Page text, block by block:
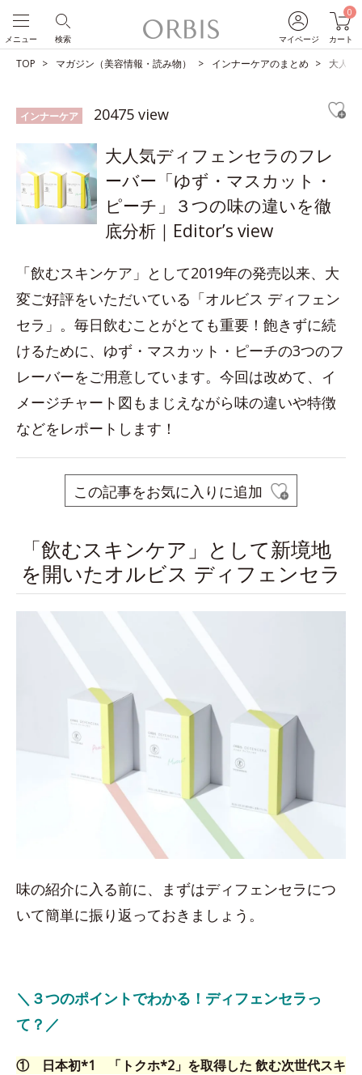
マイページ
0
カート
検索
メニュー
TOP マガジン（美容情報・読み物） インナーケアのまとめ 大人気
インナーケア 20475 view
大人気ディフェンセラのフレ
ーバー「ゆず・マスカット・
ピーチ」３つの味の違いを徹
底分析｜Editor’s view
「飲むスキンケア」として2019年の発売以来、大
変ご好評をいただいている「オルビス ディフェン
セラ」。毎日飲むことがとても重要！飽きずに続
けるために、ゆず・マスカット・ピーチの3つのフ
レーバーをご用意しています。今回は改めて、イ
メージチャート図もまじえながら味の違いや特徴
などをレポートします！
この記事をお気に入りに追加
「飲むスキンケア」として新境地
を開いたオルビス ディフェンセラ
味の紹介に入る前に、まずはディフェンセラにつ
いて簡単に振り返っておきましょう。
＼３つのポイントでわかる！ディフェンセラっ
て？／
① 日本初*1 「トクホ*2」を取得した 飲む次世代スキ